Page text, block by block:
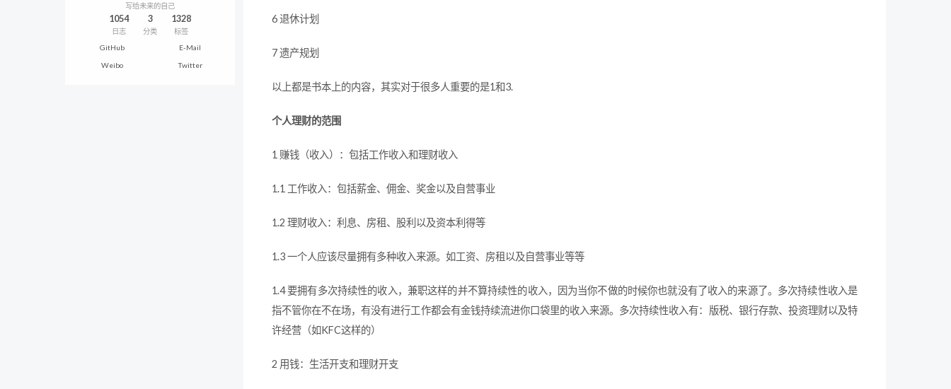
写给未来的自己
1054
日志
3
分类
1328
标签
GitHub
E-Mail
Weibo Twitter
6 退休计划
7 遗产规划
以上都是书本上的内容，其实对于很多人重要的是1和3.
个人理财的范围
1 赚钱（收入）：包括工作收入和理财收入
1.1 工作收入：包括薪金、佣金、奖金以及自营事业
1.2 理财收入：利息、房租、股利以及资本利得等
1.3 一个人应该尽量拥有多种收入来源。如工资、房租以及自营事业等等
1.4 要拥有多次持续性的收入，兼职这样的并不算持续性的收入，因为当你不做的时候你也就没有了收入的来源了。多次持续性收入是
指不管你在不在场，有没有进行工作都会有金钱持续流进你口袋里的收入来源。多次持续性收入有：版税、银行存款、投资理财以及特
许经营（如KFC这样的）
2 用钱：生活开支和理财开支